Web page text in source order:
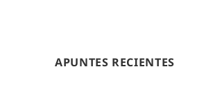
APUNTES RECIENTES